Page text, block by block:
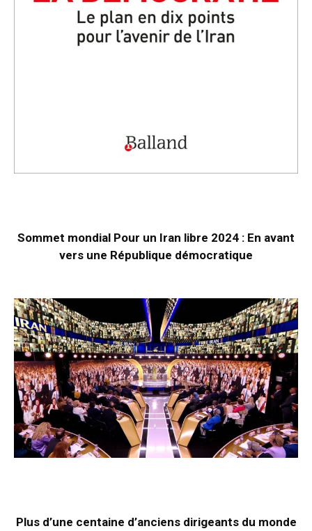
Sommet mondial Pour un Iran libre 2024 : En avant
vers une République démocratique
Plus d’une centaine d’anciens dirigeants du monde